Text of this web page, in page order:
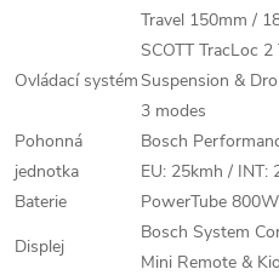
Travel 150mm /
Ovládací systém
SCOTT TracLoc
Suspension &
3 modes
Pohonná
jednotka
Bosch
EU: 25kmh / INT:
Baterie
PowerTube
Displej
Bosch System
Mini Remote &